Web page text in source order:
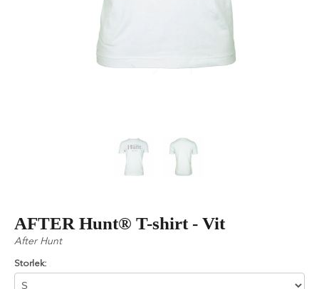
AFTER Hunt® T-shirt - Vit
After Hunt
Storlek: